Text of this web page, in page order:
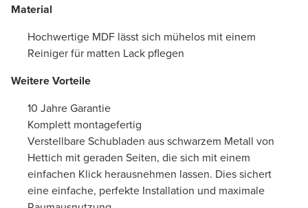
Material
Hochwertige MDF lässt sich mühelos mit einem
Reiniger für matten Lack pflegen
Weitere Vorteile
10 Jahre Garantie
Komplett montagefertig
Verstellbare Schubladen aus schwarzem Metall von
Hettich mit geraden Seiten, die sich mit einem
einfachen Klick herausnehmen lassen. Dies sichert
eine einfache, perfekte Installation und maximale